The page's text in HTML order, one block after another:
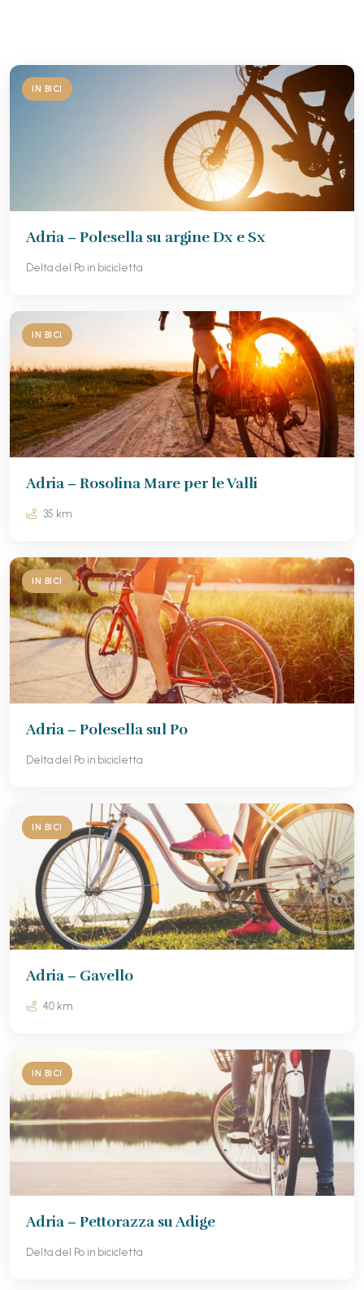
IN BICI
Adria – Polesella su argine Dx e Sx
Delta del Po in bicicletta
IN BICI
Adria – Rosolina Mare per le Valli
35 km
IN BICI
Adria – Polesella sul Po
Delta del Po in bicicletta
IN BICI
Adria – Gavello
40 km
IN BICI
Adria – Pettorazza su Adige
Delta del Po in bicicletta